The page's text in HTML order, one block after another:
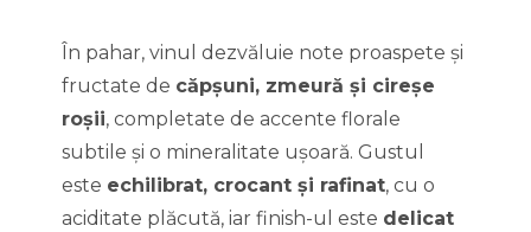
În pahar, vinul dezvăluie note proaspete și
fructate de căpșuni, zmeură și cireșe
roșii, completate de accente florale
subtile și o mineralitate ușoară. Gustul
este echilibrat, crocant și rafinat, cu o
aciditate plăcută, iar finish-ul este delicat